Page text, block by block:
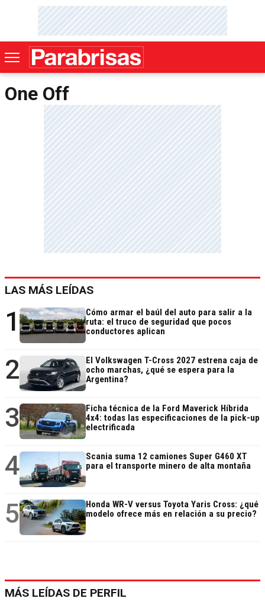
One Off
LAS MÁS LEÍDAS
1
Cómo armar el baúl del auto para salir a la
ruta: el truco de seguridad que pocos
conductores aplican
2
El Volkswagen T-Cross 2027 estrena caja de
ocho marchas, ¿qué se espera para la
Argentina?
3
Ficha técnica de la Ford Maverick Híbrida
4x4: todas las especificaciones de la pick-up
electrificada
4
Scania suma 12 camiones Super G460 XT
para el transporte minero de alta montaña
5
Honda WR-V versus Toyota Yaris Cross: ¿qué
modelo ofrece más en relación a su precio?
MÁS LEÍDAS DE PERFIL